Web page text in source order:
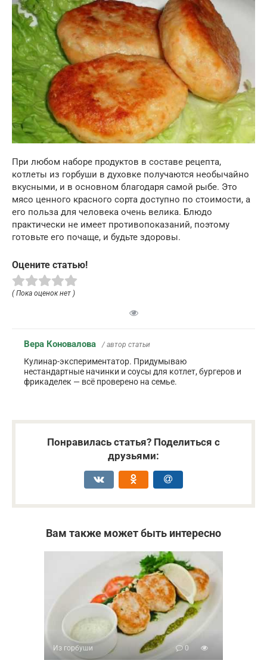
При любом наборе продуктов в составе рецепта,
котлеты из горбуши в духовке получаются необычайно
вкусными, и в основном благодаря самой рыбе. Это
мясо ценного красного сорта доступно по стоимости, а
его польза для человека очень велика. Блюдо
практически не имеет противопоказаний, поэтому
готовьте его почаще, и будьте здоровы.
Оцените статью!
( Пока оценок нет )
Вера Коновалова / автор статьи
Кулинар-экспериментатор. Придумываю
нестандартные начинки и соусы для котлет, бургеров и
фрикаделек — всё проверено на семье.
Понравилась статья? Поделиться с
друзьями:
Вам также может быть интересно
Из горбуши 0